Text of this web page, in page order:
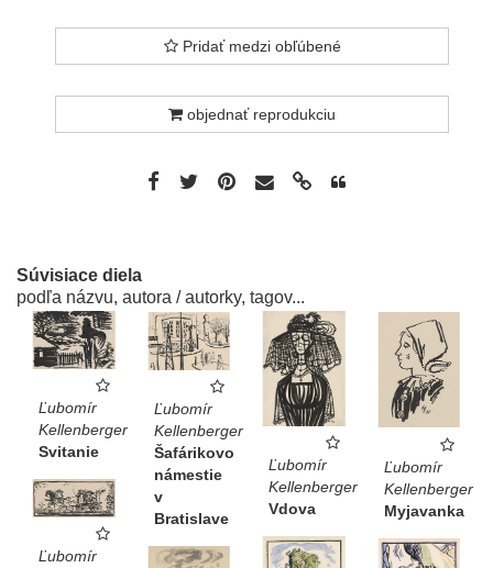
Pridať medzi obľúbené
objednať reprodukciu
Súvisiace diela
podľa názvu, autora / autorky, tagov...
Ľubomír
Kellenberger
Svitanie
Ľubomír
Kellenberger
Šafárikovo
námestie
v
Bratislave
Ľubomír
Kellenberger
Vdova
Ľubomír
Kellenberger
Myjavanka
Ľubomír